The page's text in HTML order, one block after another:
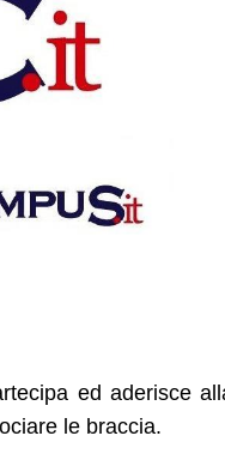
ed aderisce
le braccia.